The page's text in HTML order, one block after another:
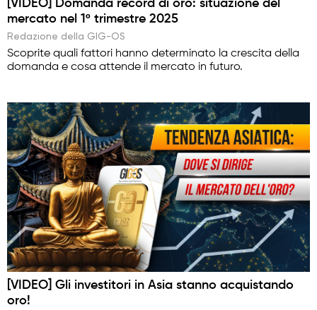
[VIDEO] Domanda record di oro: situazione del
mercato nel 1º trimestre 2025
Redazione della GIG-OS
Scoprite quali fattori hanno determinato la crescita della
domanda e cosa attende il mercato in futuro.
[VIDEO] Gli investitori in Asia stanno acquistando
oro!